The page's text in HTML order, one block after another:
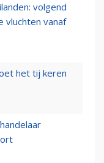
volgend
vluchten vanaf
het tij keren